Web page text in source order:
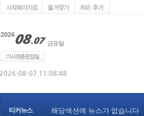
티커뉴스 해당섹션에 뉴스가 없습니다